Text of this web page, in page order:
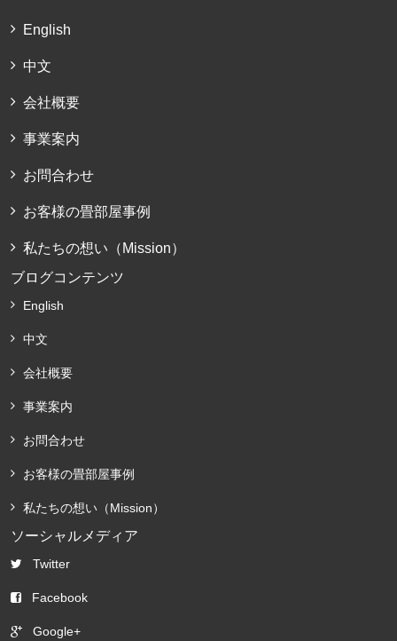
English
中文
会社概要
事業案内
お問合わせ
お客様の畳部屋事例
私たちの想い（Mission）
ブログコンテンツ
English
中文
会社概要
事業案内
お問合わせ
お客様の畳部屋事例
私たちの想い（Mission）
ソーシャルメディア
Twitter
Facebook
Google+